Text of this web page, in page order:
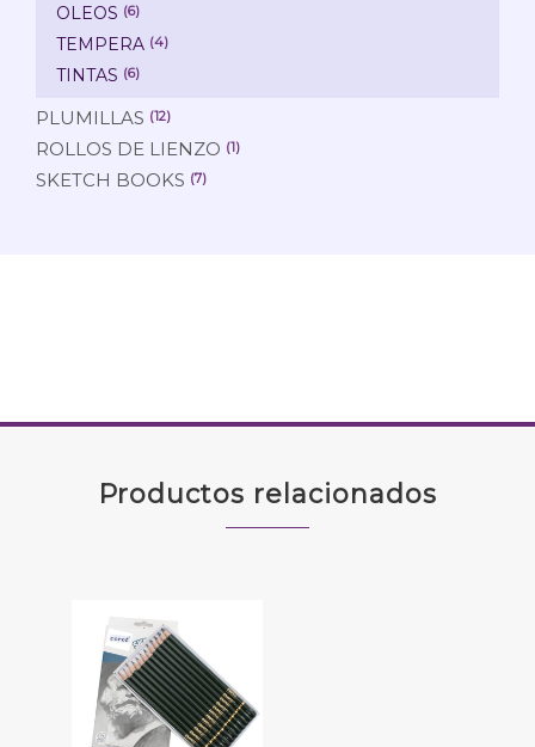
OLEOS (6)
TEMPERA (4)
TINTAS (6)
PLUMILLAS (12)
ROLLOS DE LIENZO (1)
SKETCH BOOKS (7)
Productos relacionados